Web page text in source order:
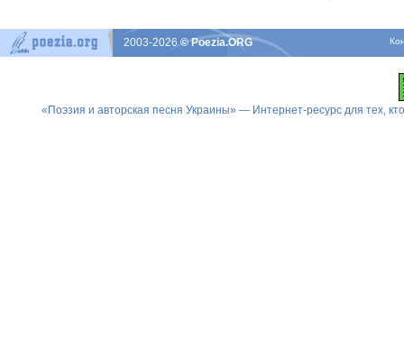
2003-2026© Poezia.ORG
«Поэзия и авторская песня Украины» — Интернет-ресурс для тех,